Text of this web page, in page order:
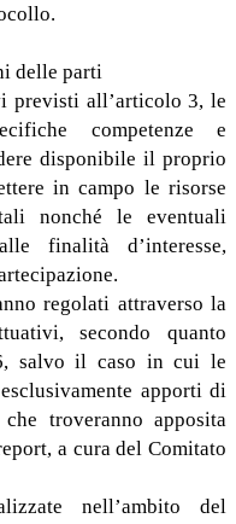
delle parti
previsti all’articolo 3, le
competenze e
disponibile il proprio
in campo le risorse
nonché le eventuali
finalità d’interesse,
regolati attraverso la
secondo quanto
salvo il caso in cui le
apporti di
troveranno apposita
a cura del Comitato
nell’ambito del